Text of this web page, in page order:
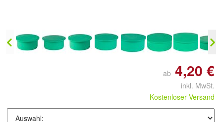
ab 4,20 €
inkl. MwSt.
Kostenloser Versand